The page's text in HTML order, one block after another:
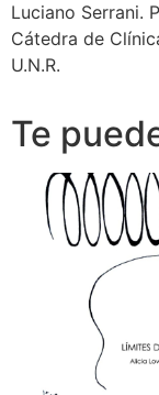
Luciano Serrani.
Cátedra de
U.N.R.
Te